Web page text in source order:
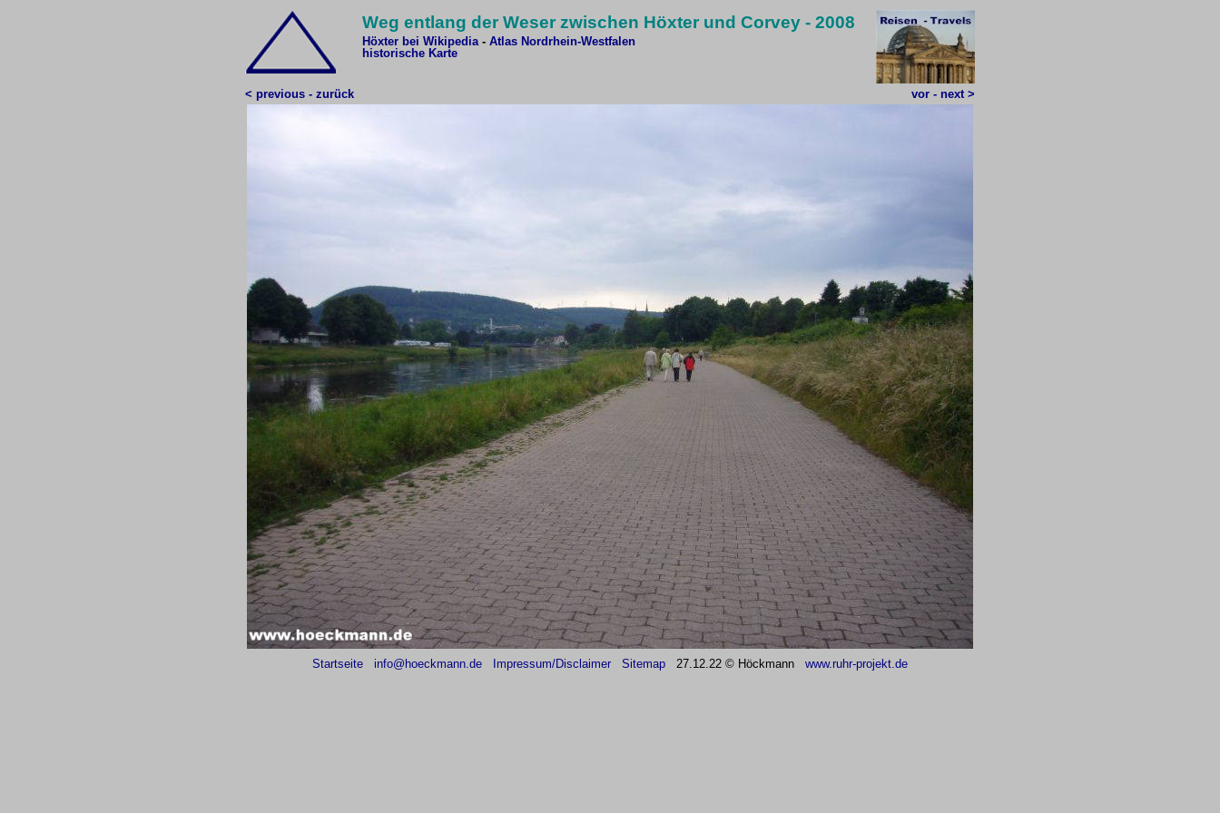
Weg entlang der Weser zwischen Höxter und Corvey - 2008
Höxter bei Wikipedia- Atlas Nordrhein-Westfalen
historische Karte
< previous - zurück vor - next >
Startseite info@hoeckmann.de Impressum/Disclaimer Sitemap 27.12.22 © Höckmann www.ruhr-projekt.de